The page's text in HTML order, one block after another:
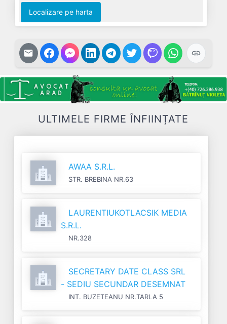
Localizare pe harta
ULTIMELE FIRME ÎNFIINȚATE
AWAA S.R.L.
STR. BREBINA NR.63
LAURENTIUKOTLACSIK MEDIA
S.R.L.
NR.328
SECRETARY DATE CLASS SRL
- SEDIU SECUNDAR DESEMNAT
INT. BUZETEANU NR.TARLA 5